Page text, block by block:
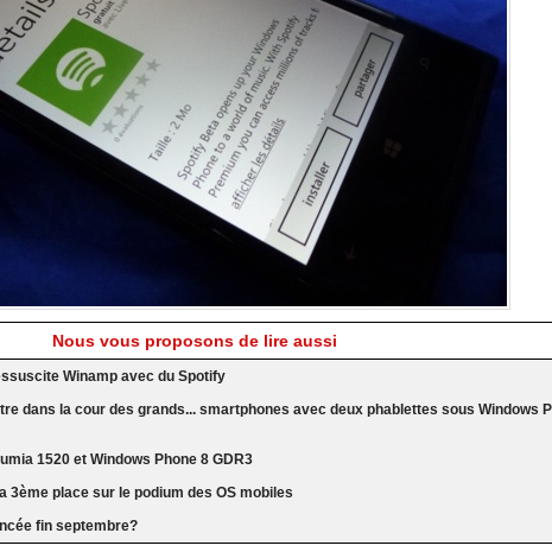
Nous vous proposons de lire aussi
Winamp avec du Spotify
dans la cour des grands... smartphones avec deux phablettes sous Windows
1520 et Windows Phone 8 GDR3
3ème place sur le podium des OS mobiles
fin septembre?